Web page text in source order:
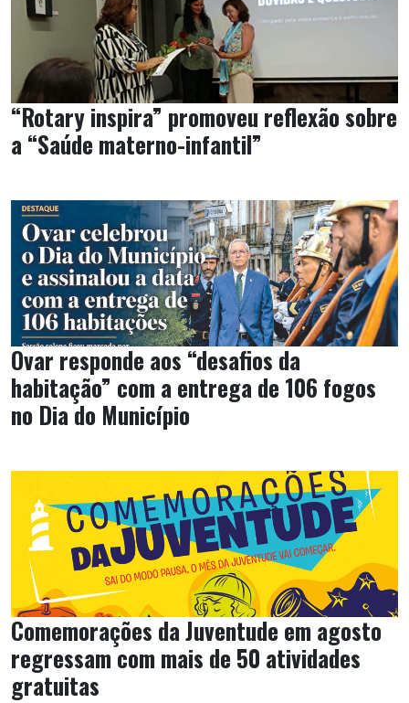
“Rotary inspira” promoveu reflexão sobre
a “Saúde materno-infantil”
Ovar responde aos “desafios da
habitação” com a entrega de 106 fogos
no Dia do Município
Comemorações da Juventude em agosto
regressam com mais de 50 atividades
gratuitas